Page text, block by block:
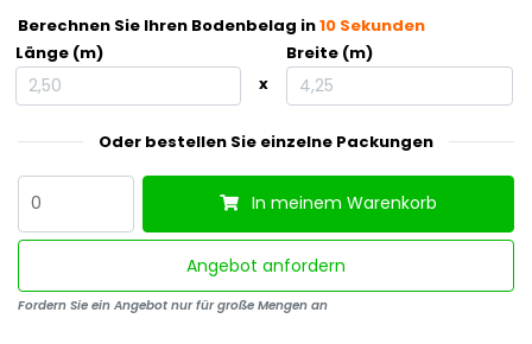
Berechnen Sie Ihren Bodenbelag in10 Sekunden
Länge (m)
x
Breite (m)
Oder bestellen Sie einzelne Packungen
In meinem Warenkorb
Angebot anfordern
Fordern Sie ein Angebot nur für große Mengen an